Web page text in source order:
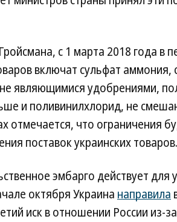
с 1 марта 2018 года
включат сульфат аммония,
являющимися удобрениями,
и поливинилхлорид, не
отмечается, что ограничения
поставок украинских товаров.
эмбарго действует для
октября Украина направила
иск в отношении России из-